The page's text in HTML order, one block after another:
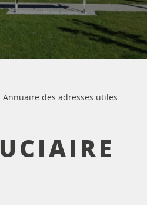
Annuaire des adresses utiles